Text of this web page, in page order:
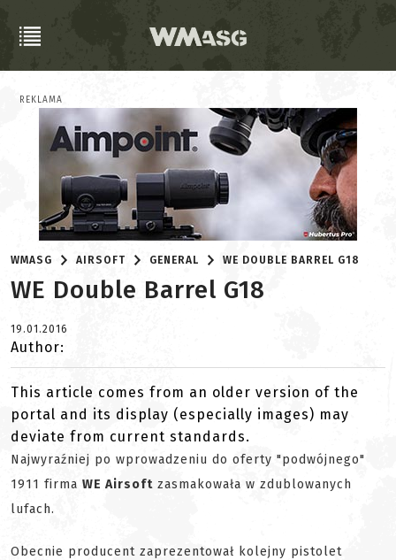
REKLAMA
WMASG AIRSOFT GENERAL WE DOUBLE BARREL G18
WE Double Barrel G18
19.01.2016
Author:
This article comes from an older version of the
portal and its display (especially images) may
deviate from current standards.
Najwyraźniej po wprowadzeniu do oferty "podwójnego"
1911 firma WE Airsoft zasmakowała w zdublowanych
lufach.
Obecnie producent zaprezentował kolejny pistolet